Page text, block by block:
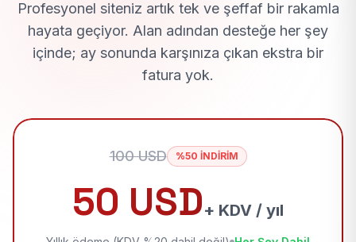
Profesyonel siteniz artık tek ve şeffaf bir rakamla
hayata geçiyor. Alan adından desteğe her şey
içinde; ay sonunda karşınıza çıkan ekstra bir
fatura yok.
100 USD %50 İNDİRİM
50 USD+ KDV / yıl